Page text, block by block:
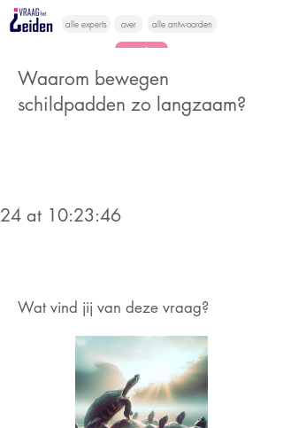
alle experts over alle antwoorden
vragen lessen
Vraag het
Waarom bewegen
schildpadden zo langzaam?
at 10:23:46
Wat vind jij van deze vraag?